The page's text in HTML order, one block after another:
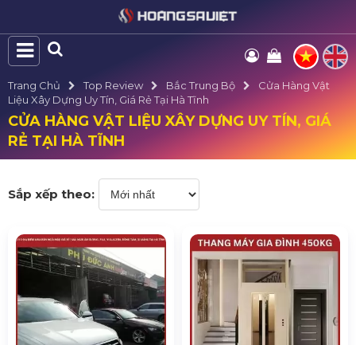
Trang Chủ Top Review Bắc Trung Bộ
Cửa Hàng Vật
Liệu Xây Dựng Uy Tín, Giá Rẻ Tại Hà Tĩnh
CỬA HÀNG VẬT LIỆU XÂY DỰNG UY TÍN, GIÁ
RẺ TẠI HÀ TĨNH
Sắp xếp theo: